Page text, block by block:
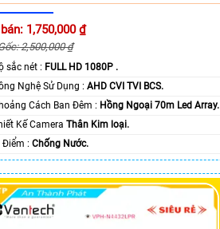
1,750,000 ₫
2,500,000 ₫
Độ sắc nét : FULL HD 1080P .
🌠 Công Nghệ Sử Dụng : AHD CVI TVI BCS.
🌙 Khoảng Cách Ban Đêm : Hồng Ngoại 70m Led Array.
Kế Camera Thân Kim loại.
️🎙 Ưu Điểm : Chống Nước.